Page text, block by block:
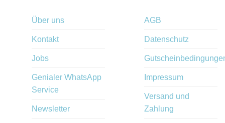
Über uns
Kontakt
Jobs
Genialer WhatsApp
Service
Newsletter
AGB
Datenschutz
Impressum
Versand und
Zahlung